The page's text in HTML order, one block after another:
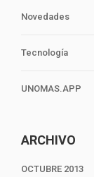
Novedades
Tecnología
UNOMAS.APP
ARCHIVO
OCTUBRE 2013